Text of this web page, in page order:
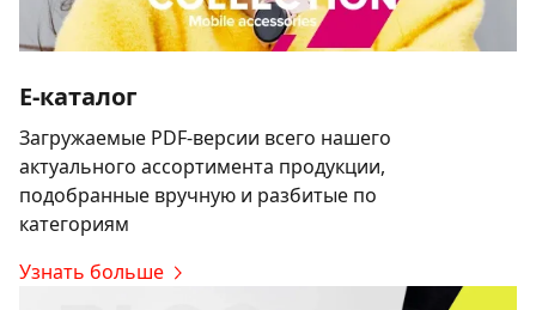
E-каталог
Загружаемые PDF-версии всего нашего
актуального ассортимента продукции,
подобранные вручную и разбитые по
категориям
Узнать больше